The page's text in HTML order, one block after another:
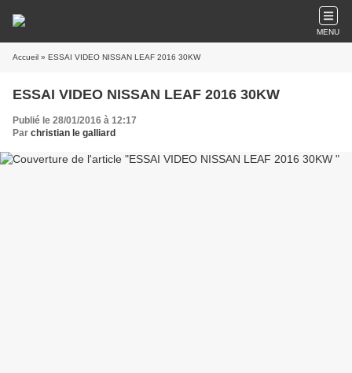
MENU
Accueil » ESSAI VIDEO NISSAN LEAF 2016 30KW
ESSAI VIDEO NISSAN LEAF 2016 30KW
Publié le 28/01/2016 à 12:17
Par christian le galliard